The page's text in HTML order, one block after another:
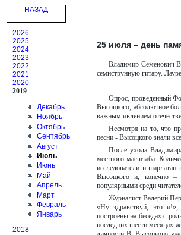
НАЗАД
2026
2025
2024
2023
2022
2021
2020
2019
Декабрь
Ноябрь
Октябрь
Сентябрь
Август
Июль
Июнь
Май
Апрель
Март
Февраль
Январь
2018
25 июля – день
Владимир Семенович
семиструнную гитару.
Опрос, проведенный
Высоцкого, абсолютное
важным явлением
Несмотря на то, что
песни - Высоцкого знали
После ухода
местного масштаба.
исследователи и
Высоцкого и, конечно –
популярными среди
Журналист Валерий
«Ну здравствуй, это
построены на беседах с
последних шести месяцах